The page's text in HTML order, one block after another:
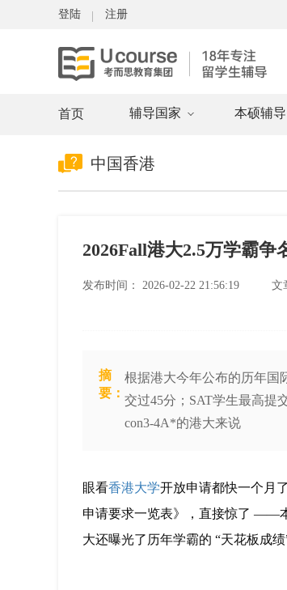
登陆 注册
首页 辅导国家 本硕辅导
中国香港
2026Fall港大2.5万学霸争
发布时间： 2026-02-22 21:56:19 文
摘
要：
根据港大今年公布的历年国
交过45分；SAT学生最高提
con3-4A*的港大来说
眼看香港大学开放申请都快一个月
申请要求一览表》，直接惊了 ——
大还曝光了历年学霸的 “天花板成绩